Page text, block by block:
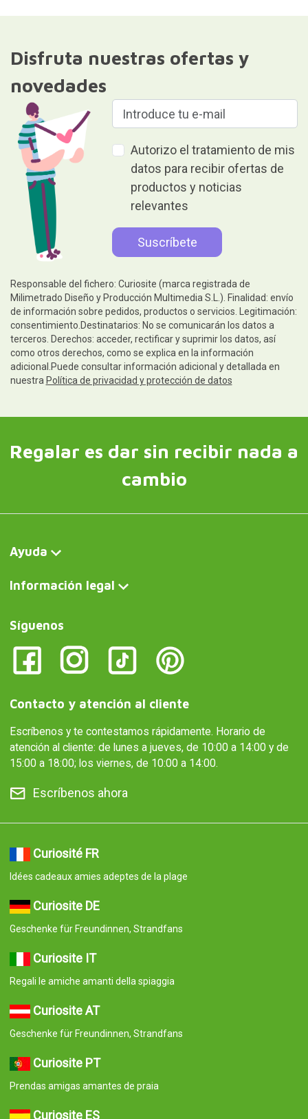
Disfruta nuestras ofertas y
novedades
Autorizo el tratamiento de mis
datos para recibir ofertas de
productos y noticias
relevantes
Responsable del fichero: Curiosite (marca registrada de
Milimetrado Diseño y Producción Multimedia S.L.). Finalidad: envío
de información sobre pedidos, productos o servicios. Legitimación:
consentimiento.Destinatarios: No se comunicarán los datos a
terceros. Derechos: acceder, rectificar y suprimir los datos, así
como otros derechos, como se explica en la información
adicional.Puede consultar información adicional y detallada en
nuestra Política de privacidad y protección de datos
Regalar es dar sin recibir nada a
cambio
Ayuda
Información legal
Síguenos
Contacto y atención al cliente
Escríbenos y te contestamos rápidamente. Horario de
atención al cliente: de lunes a jueves, de 10:00 a 14:00 y de
15:00 a 18:00; los viernes, de 10:00 a 14:00.
Escríbenos ahora
Curiosité FR
Idées cadeaux amies adeptes de la plage
Curiosite DE
Geschenke für Freundinnen, Strandfans
Curiosite IT
Regali le amiche amanti della spiaggia
Curiosite AT
Geschenke für Freundinnen, Strandfans
Curiosite PT
Prendas amigas amantes de praia
Curiosite ES